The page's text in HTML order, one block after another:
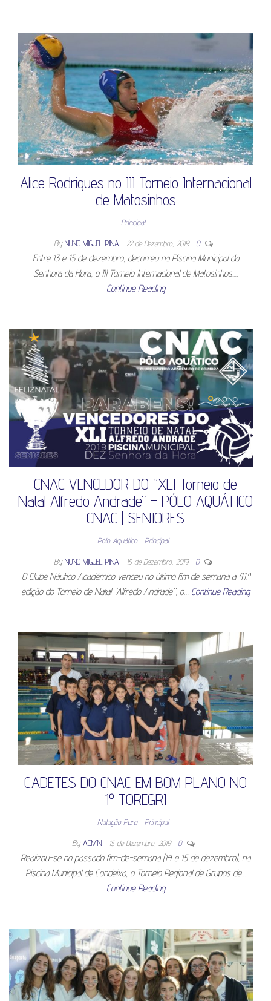
Alice Rodrigues no III Torneio Internacional
de Matosinhos
Principal
By NUNO MIGUEL PINA 22 de Dezembro, 2019 0
Entre 13 e 15 de dezembro, decorreu na Piscina Municipal da
Senhora da Hora, o III Torneio Internacional de Matosinhos.…
Continue Reading
CNAC VENCEDOR DO “XLI Torneio de
Natal Alfredo Andrade” – PÓLO AQUÁTICO
CNAC | SENIORES
Pólo Aquático Principal
By NUNO MIGUEL PINA 15 de Dezembro, 2019 0
O Clube Náutico Académico venceu no último fim de semana a 41.ª
edição do Torneio de Natal “Alfredo Andrade”, o… Continue Reading
CADETES DO CNAC EM BOM PLANO NO
1º TOREGRI
Natação Pura Principal
By ADMIN 15 de Dezembro, 2019 0
Realizou-se no passado fim-de-semana (14 e 15 de dezembro), na
Piscina Municipal de Condeixa, o Torneio Regional de Grupos de…
Continue Reading